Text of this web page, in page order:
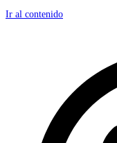
Ir al contenido